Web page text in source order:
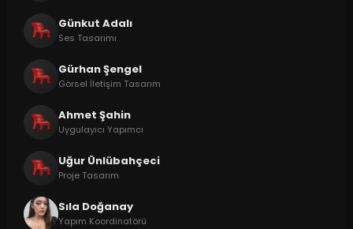
Günkut Adalı
Ses Tasarımı
Gürhan Şengel
Görsel İletişim Tasarım
Ahmet Şahin
Uygulayıcı Yapımcı
Uğur Ünlübahçeci
Proje Tasarım
Sıla Doğanay
Yapım Koordinatörü